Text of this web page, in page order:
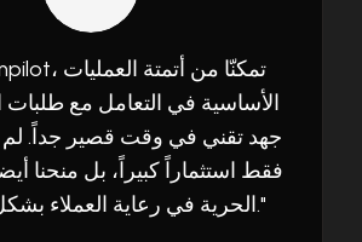
الأساسية في التعامل مع طلبات
جهد تقني في وقت قصير جداً. لم
فقط استثماراً كبيراً، بل منحنا
الحرية في رعاية العملاء بشكل شخصي."